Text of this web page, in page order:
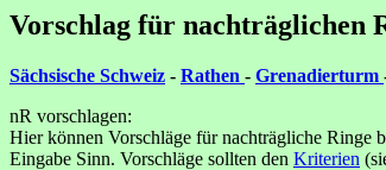
Vorschlag für nachträglichen
Sächsische Schweiz - Rathen - Grenadierturm
nR vorschlagen:
Hier können Vorschläge für nachträgliche Ringe
Eingabe Sinn. Vorschläge sollten den Kriterien